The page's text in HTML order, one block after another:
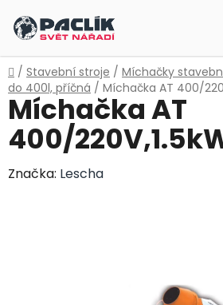
na
obsah
Domů
/ Stavební stroje / Míchačky
do 400l, příčná / Míchačka AT 400/
Míchačka AT
400/
Značka: Lescha